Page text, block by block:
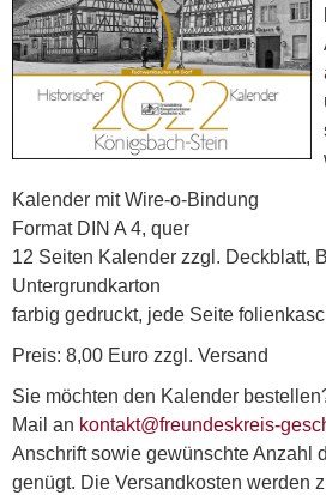
Kalender mit Wire-o-Bindung
Format DIN A 4, quer
12 Seiten Kalender zzgl. Deckblatt,
Untergrundkarton
farbig gedruckt, jede Seite
Preis: 8,00 Euro zzgl. Versand
Sie möchten den Kalender
Mail an kontakt@freundeskreis-
Anschrift sowie gewünschte Anzahl
genügt. Die Versandkosten werden